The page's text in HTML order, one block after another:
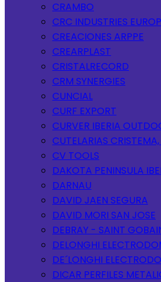
CRAMBO
CRC INDUSTRIES
CREACIONES ARPPE
CREARPLAST
CRISTALRECORD
CRM SYNERGIES
CUNCIAL
CURF EXPORT
CURVER IBERIA
CUTELARIAS
CV TOOLS
DAKOTA PENINSULA
DARNAU
DAVID JAEN SEGURA
DAVID MORI SAN JOSE
DEBRAY - SAINT
DELONGHI
DE´LONGHI
DICAR PERFILES